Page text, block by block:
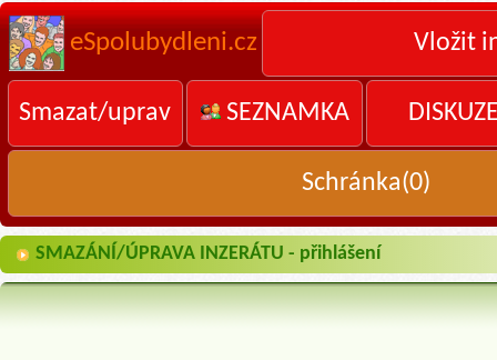
eSpolubydleni.cz Vložit
Smazat/uprav SEZNAMKA
Schránka(0)
SMAZÁNÍ/ÚPRAVA INZERÁTU - přihlášení